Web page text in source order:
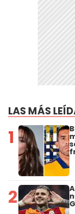
LAS MÁS
1
2